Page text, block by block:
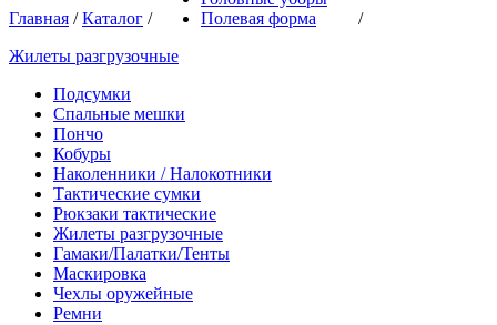
Главная /Каталог /
Полевая форма
/
Жилеты разгрузочные
Подсумки
Спальные мешки
Пончо
Кобуры
Наколенники / Налокотники
Тактические сумки
Рюкзаки тактические
Жилеты разгрузочные
Гамаки/Палатки/Тенты
Маскировка
Чехлы оружейные
Ремни